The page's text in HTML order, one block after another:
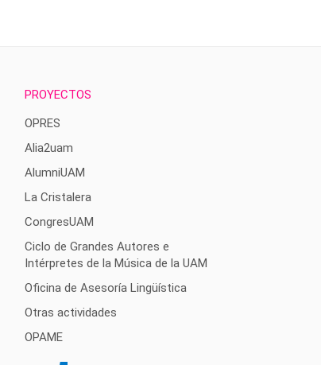
PROYECTOS
OPRES
Alia2uam
AlumniUAM
La Cristalera
CongresUAM
Ciclo de Grandes Autores e
Intérpretes de la Música de la UAM
Oficina de Asesoría Lingüística
Otras actividades
OPAME